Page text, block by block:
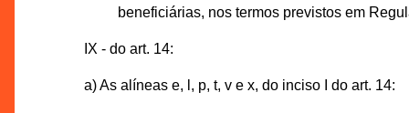
beneficiárias, nos termos previstos em
IX - do art. 14:
a) As alíneas e, l, p, t, v e x, do inciso I do art. 14: